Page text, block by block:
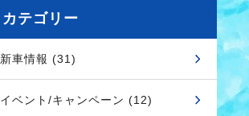
カテゴリー
新車情報 (31)
イベント/キャンペーン (12)